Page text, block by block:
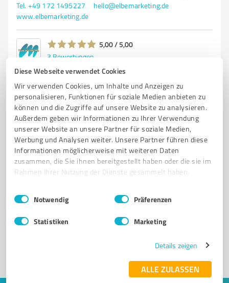
Diese Webseite verwendet Cookies
Wir verwenden Cookies, um Inhalte und Anzeigen zu
personalisieren, Funktionen für soziale Medien anbieten zu
können und die Zugriffe auf unsere Website zu analysieren.
Außerdem geben wir Informationen zu Ihrer Verwendung
unserer Website an unsere Partner für soziale Medien,
Werbung und Analysen weiter. Unsere Partner führen diese
Informationen möglicherweise mit weiteren Daten
zusammen, die Sie ihnen bereitgestellt haben oder die sie im
Rahmen Ihrer Nutzung der Dienste gesammelt haben.
Impressum Datenschutzbestimmungen
Einwilligungsauswahl
Notwendig Präferenzen
Statistiken Marketing
Details zeigen
ALLE ZULASSEN
Tel. +49 172 1495227
hello@elbemarketing.de
www.elbemarketing.de
5,00 / 5,00
3 Bewertungen
Registrieren Sie sich jetzt und werden Sie ein von
Kunden empfohlener ProvenExpert!